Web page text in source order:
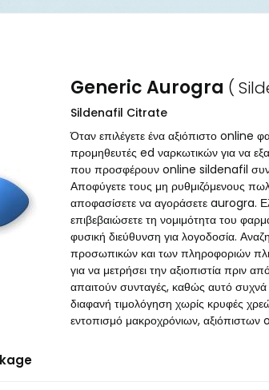
Generic Aurogra (
Sildenafil Citrate
Όταν επιλέγετε ένα αξιόπιστο online
προμηθευτές ed ναρκωτικών για να
που προσφέρουν online sildenafil
Αποφύγετε τους μη ρυθμιζόμενους
αποφασίσετε να αγοράσετε aurogra.
επιβεβαιώσετε τη νομιμότητα του
φυσική διεύθυνση για λογοδοσία.
προσωπικών και των πληροφοριών
για να μετρήσει την αξιοπιστία πριν
απαιτούν συνταγές, καθώς αυτό
διαφανή τιμολόγηση χωρίς κρυφές
εντοπισμό μακροχρόνιων,